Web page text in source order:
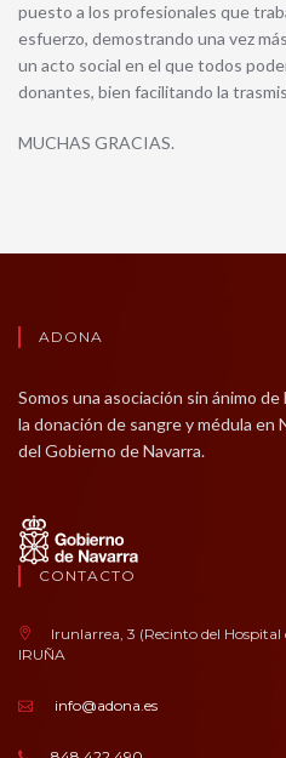
puesto a los profesionales que
esfuerzo, demostrando una vez
un acto social en el que todos
donantes, bien facilitando la
MUCHAS GRACIAS.
ADONA
Somos una asociación sin ánimo
la donación de sangre y médula en
del Gobierno de Navarra.
CONTACTO
Irunlarrea, 3 (Recinto del
IRUÑA
info@adona.es